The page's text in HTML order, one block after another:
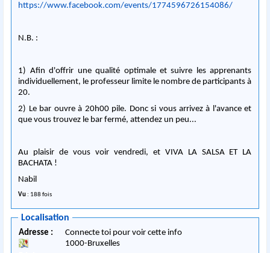
https://www.facebook.com/events/1774596726154086/
N.B. :
1) Afin d'offrir une qualité optimale et suivre les apprenants
individuellement, le professeur limite le nombre de participants à
20.
2) Le bar ouvre à 20h00 pile. Donc si vous arrivez à l'avance et
que vous trouvez le bar fermé, attendez un peu...
Au plaisir de vous voir vendredi, et VIVA LA SALSA ET LA
BACHATA !
Nabil
Vu : 188 fois
Localisation
Adresse :
Connecte toi pour voir cette info
1000-Bruxelles